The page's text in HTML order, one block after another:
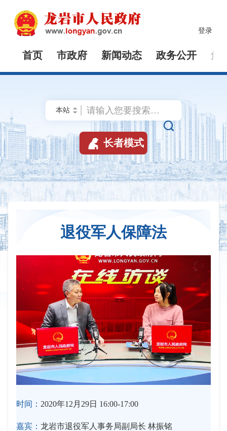
登录
首页 市政府 新闻动态 政务公开 解

 长者模式
退役军人保障法
时间： 2020年12月29日 16:00-17:00
嘉宾： 龙岩市退役军人事务局副局长 林振铭